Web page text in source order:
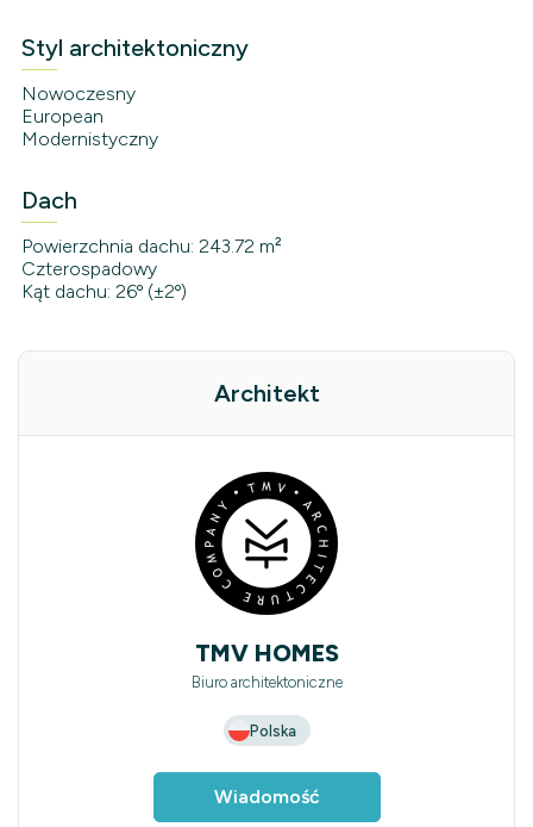
Styl architektoniczny
Nowoczesny
European
Modernistyczny
Dach
Powierzchnia dachu: 243.72 m²
Czterospadowy
Kąt dachu: 26º (±2º)
Architekt
TMV HOMES
Biuro architektoniczne
Polska
Wiadomość